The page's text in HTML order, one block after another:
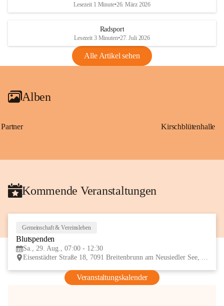
1 Seite•1,4 MB
VBl. EU Nr. 18_2026
Lesezeit 1 Minute•26. März 2026
Radsport
Lesezeit 3 Minuten•27. Juli 2026
Alle Artikel sehen
Alben
Partner Kirschblütenhalle
Kommende Veranstaltungen
Gemeinschaft & Vereinsleben
Blutspenden
Sa., 29. Aug., 07:00 - 12:30
Eisenstädter Straße 18, 7091 Breitenbrunn am Neusiedler See, AUT
Veranstaltungskalender